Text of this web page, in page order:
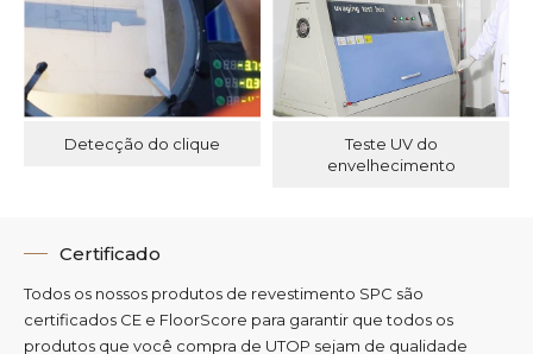
Detecção do clique
Teste UV do
envelhecimento
Certificado
Todos os nossos produtos de revestimento SPC são
certificados CE e FloorScore para garantir que todos os
produtos que você compra de UTOP sejam de qualidade